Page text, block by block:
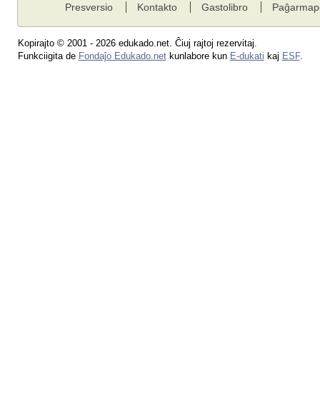
Presversio Kontakto Gastolibro
Kopirajto © 2001 - 2026 edukado.net. Ĉiuj rajtoj rezervitaj.
Funkciigita de Fondaĵo Edukado.netkunlabore kun E-dukati kaj ESF.